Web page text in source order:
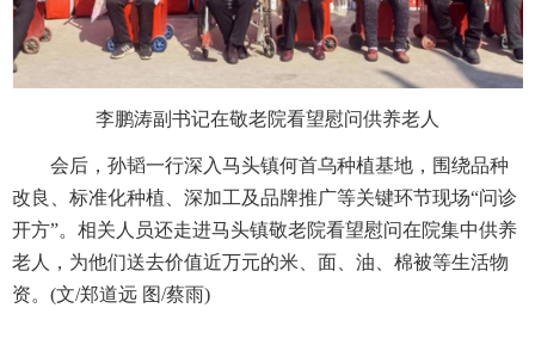
李鹏涛副书记在敬老院看望慰问供养老人
会后，孙韬一行深入马头镇何首乌种植基地，围绕品种
改良、标准化种植、深加工及品牌推广等关键环节现场“问诊
开方”。相关人员还走进马头镇敬老院看望慰问在院集中供养
老人，为他们送去价值近万元的米、面、油、棉被等生活物
资。(文/郑道远 图/蔡雨)